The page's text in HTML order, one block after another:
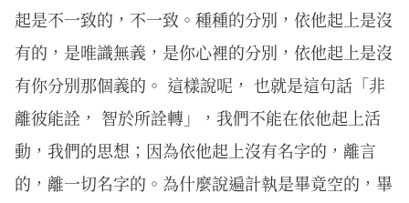
起是不一致的，不一致。種種的分別，依他起上是沒
有的，是唯識無義，是你心裡的分別，依他起上是沒
有你分別那個義的。 這樣說呢， 也就是這句話「非
離彼能詮， 智於所詮轉」，我們不能在依他起上活
動，我們的思想；因為依他起上沒有名字的，離言
的，離一切名字的。為什麼說遍計執是畢竟空的，畢